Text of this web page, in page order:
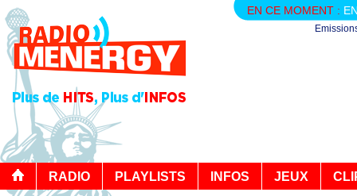
EN CE MOMENT :
RADIO PLAYLISTS INFOS JEUX